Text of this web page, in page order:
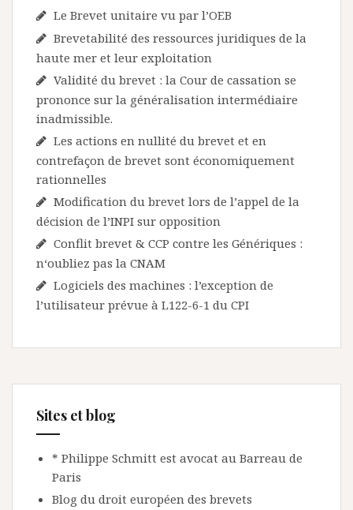
Le Brevet unitaire vu par l’OEB
Brevetabilité des ressources juridiques de la
haute mer et leur exploitation
Validité du brevet : la Cour de cassation se
prononce sur la généralisation intermédiaire
inadmissible.
Les actions en nullité du brevet et en
contrefaçon de brevet sont économiquement
rationnelles
Modification du brevet lors de l’appel de la
décision de l’INPI sur opposition
Conflit brevet & CCP contre les Génériques :
n‘oubliez pas la CNAM
Logiciels des machines : l’exception de
l’utilisateur prévue à L122-6-1 du CPI
Sites et blog
* Philippe Schmitt est avocat au Barreau de
Paris
Blog du droit européen des brevets